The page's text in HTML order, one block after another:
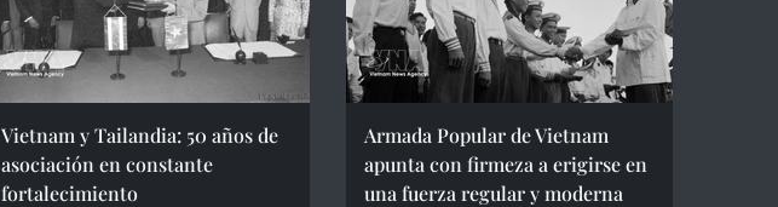
Vietnam y Tailandia: 50 años de
asociación en constante
fortalecimiento
Armada Popular de Vietnam
apunta con firmeza a erigirse en
una fuerza regular y moderna